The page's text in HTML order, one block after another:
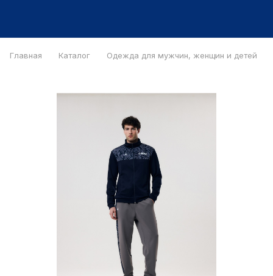
Главная Каталог Одежда для мужчин, женщин и детей